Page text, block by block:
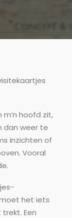
m’n hoofd zit,
dan weer te
inzichten of
Vooral
moet het iets
Een